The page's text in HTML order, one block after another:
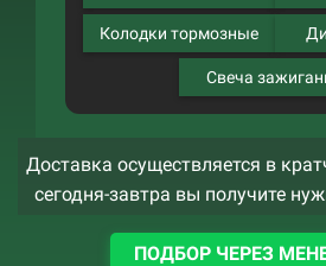
Колодки тормозные
Свеча
Доставка осуществляется в
сегодня-завтра вы получите
ПОДБОР ЧЕРЕЗ